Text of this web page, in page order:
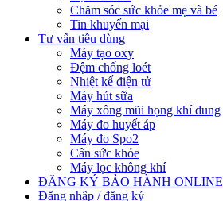
Chăm sóc sức khỏe mẹ và bé
Tin khuyến mại
Tư vấn tiêu dùng
Máy tạo oxy
Đệm chống loét
Nhiệt kế điện tử
Máy hút sữa
Máy xông mũi họng khí dung
Máy đo huyết áp
Máy đo Spo2
Cân sức khỏe
Máy lọc không khí
ĐĂNG KÝ BẢO HÀNH ONLINE
Đăng nhập / đăng ký